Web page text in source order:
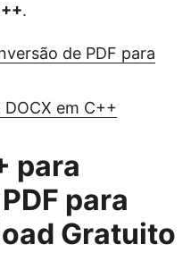
.
de PDF para
em C++
para
para
Gratuito